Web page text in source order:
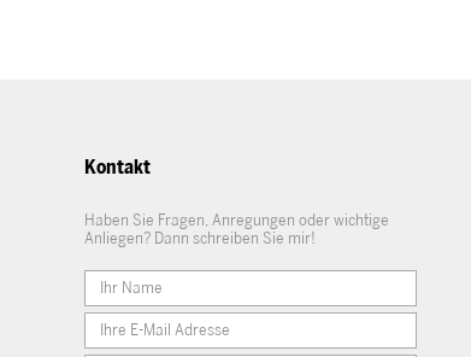
Kontakt
Haben Sie Fragen, Anregungen oder wichtige
Anliegen? Dann schreiben Sie mir!